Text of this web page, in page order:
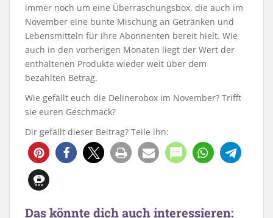
immer noch um eine Überraschungsbox, die auch im
November eine bunte Mischung an Getränken und
Lebensmitteln für ihre Abonnenten bereit hielt. Wie
auch in den vorherigen Monaten liegt der Wert der
enthaltenen Produkte wieder weit über dem
bezahlten Betrag.
Wie gefällt euch die Delinerobox im November? Trifft
sie euren Geschmack?
Dir gefällt dieser Beitrag? Teile ihn:
Das könnte dich auch interessieren: